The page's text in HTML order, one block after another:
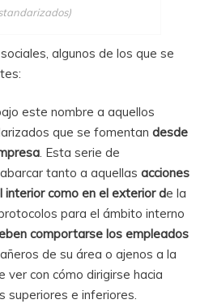
algunos de los que se
este nombre a aquellos
que se fomentan desde
. Esta serie de
tanto a aquellas acciones
interior como en el exterior de la
para el ámbito interno
comportarse los empleados
de su área o ajenos a la
ver con cómo dirigirse hacia
superiores e inferiores.